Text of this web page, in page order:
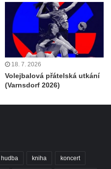
18. 7. 2026
Volejbalová přátelská utkání
(Varnsdorf 2026)
hudba kniha koncert